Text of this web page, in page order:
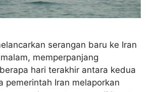
serangan baru ke Iran
memperpanjang
hari terakhir antara kedua
pemerintah Iran melaporkan